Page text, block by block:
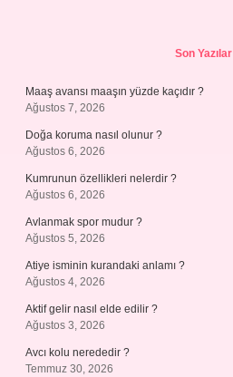
Son Yazılar
Maaş avansı maaşın yüzde kaçıdır ?
Ağustos 7, 2026
Doğa koruma nasıl olunur ?
Ağustos 6, 2026
Kumrunun özellikleri nelerdir ?
Ağustos 6, 2026
Avlanmak spor mudur ?
Ağustos 5, 2026
Atiye isminin kurandaki anlamı ?
Ağustos 4, 2026
Aktif gelir nasıl elde edilir ?
Ağustos 3, 2026
Avcı kolu nerededir ?
Temmuz 30, 2026